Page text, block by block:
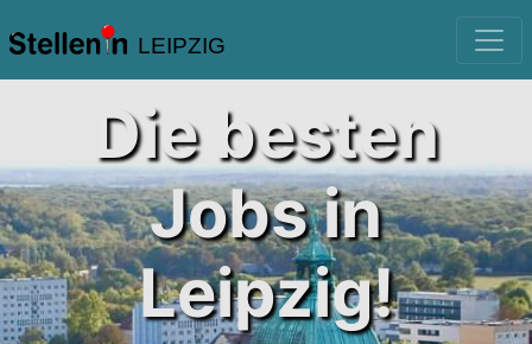
LEIPZIG
Die besten
Jobs in
Leipzig!